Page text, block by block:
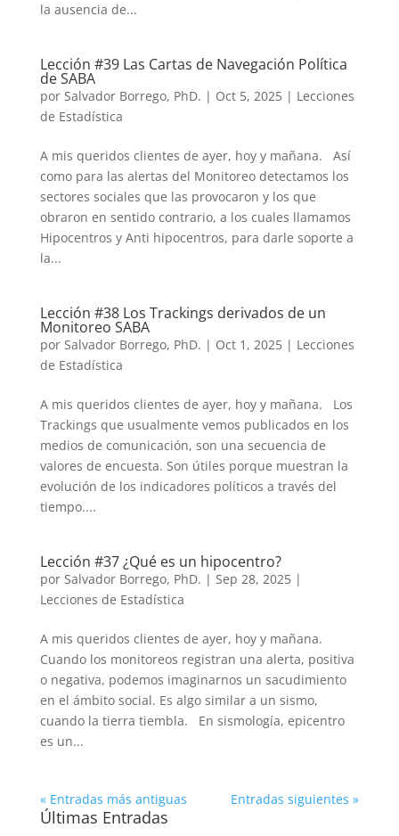
la ausencia de...
Lección #39 Las Cartas de Navegación Política
de SABA
por Salvador Borrego, PhD. | Oct 5, 2025| Lecciones
de Estadística
A mis queridos clientes de ayer, hoy y mañana. Así
como para las alertas del Monitoreo detectamos los
sectores sociales que las provocaron y los que
obraron en sentido contrario, a los cuales llamamos
Hipocentros y Anti hipocentros, para darle soporte a
la...
Lección #38 Los Trackings derivados de un
Monitoreo SABA
por Salvador Borrego, PhD. | Oct 1, 2025| Lecciones
de Estadística
A mis queridos clientes de ayer, hoy y mañana. Los
Trackings que usualmente vemos publicados en los
medios de comunicación, son una secuencia de
valores de encuesta. Son útiles porque muestran la
evolución de los indicadores políticos a través del
tiempo....
Lección #37 ¿Qué es un hipocentro?
por Salvador Borrego, PhD. | Sep 28, 2025|
Lecciones de Estadística
A mis queridos clientes de ayer, hoy y mañana.
Cuando los monitoreos registran una alerta, positiva
o negativa, podemos imaginarnos un sacudimiento
en el ámbito social. Es algo similar a un sismo,
cuando la tierra tiembla. En sismología, epicentro
es un...
« Entradas más antiguas Entradas siguientes »
Últimas Entradas